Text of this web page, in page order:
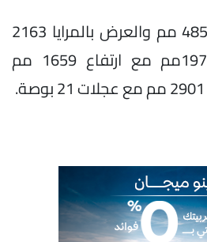
ويبلغ طول السيارة 4859 مم والعرض بالمرايا 2163
مم وبدون المرايا 1979مم مع ارتفاع 1659 مم